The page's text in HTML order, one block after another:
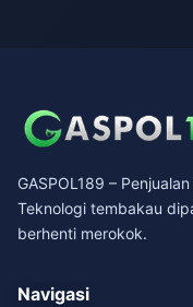
GASPOL189 –
Teknologi tembakau
berhenti merokok.
Navigasi